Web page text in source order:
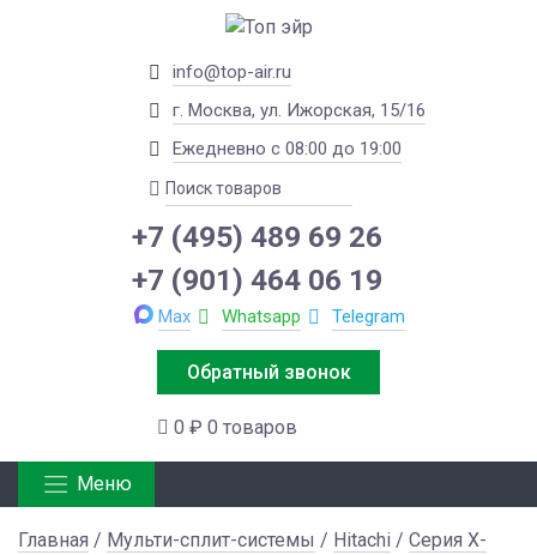
info@top-air.ru
г. Москва, ул. Ижорская, 15/16
Ежедневно с 08:00 до 19:00
+7 (495) 489 69 26
+7 (901) 464 06 19
Max Whatsapp Telegram
Обратный звонок
0 ₽ 0 товаров
Меню
Главная / Мульти-сплит-системы / Hitachi / Серия X-